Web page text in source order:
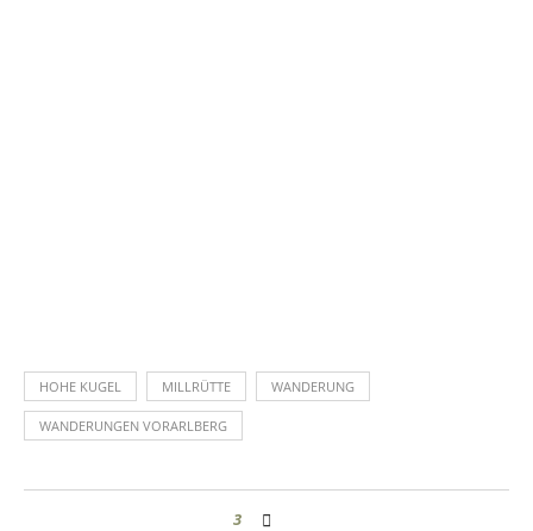
HOHE KUGEL MILLRÜTTE WANDERUNG
WANDERUNGEN VORARLBERG
3